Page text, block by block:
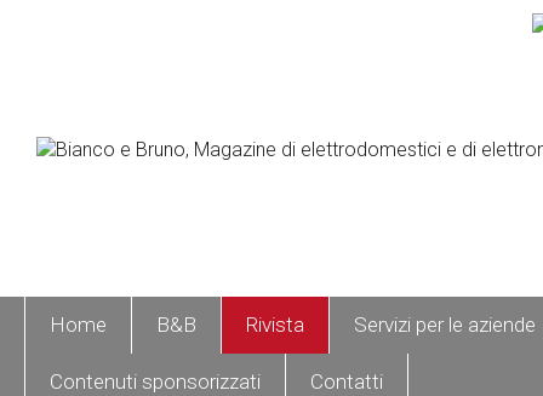
Home B&B Rivista Servizi per le aziende
Contenuti sponsorizzati Contatti